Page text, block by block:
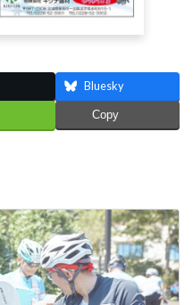
Bluesky
Copy